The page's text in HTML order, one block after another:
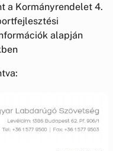
a Kormányrendelet 4.
alapján